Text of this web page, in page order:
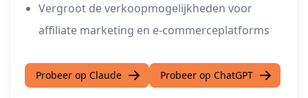
Vergroot de verkoopmogelijkheden voor
affiliate marketing en e-commerceplatforms
Probeer op Claude Probeer op ChatGPT